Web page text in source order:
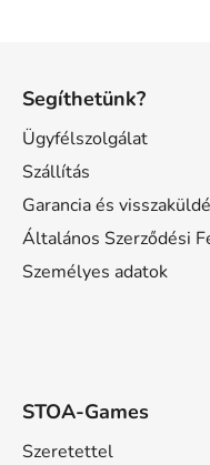
Segíthetünk?
Ügyfélszolgálat
Szállítás
Garancia és
Általános Szerződési
Személyes adatok
STOA-Games
Szeretettel